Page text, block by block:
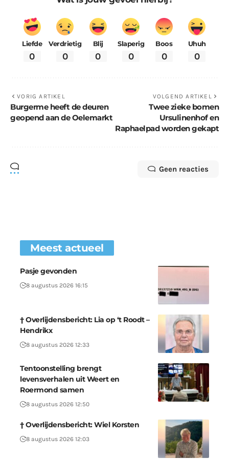
Liefde
0
Verdrietig
0
Blij
0
Slaperig
0
Boos
0
Uhuh
0
VORIG ARTIKEL
Burgerme heeft de deuren
geopend aan de Oelemarkt
VOLGEND ARTIKEL
Twee zieke bomen
Ursulinenhof en
Raphaelpad worden gekapt
Geen reacties
Meest actueel
Pasje gevonden
8 augustus 2026 16:15
† Overlijdensbericht: Lia op ‘t Roodt –
Hendrikx
8 augustus 2026 12:33
Tentoonstelling brengt
levensverhalen uit Weert en
Roermond samen
8 augustus 2026 12:50
† Overlijdensbericht: Wiel Korsten
8 augustus 2026 12:03